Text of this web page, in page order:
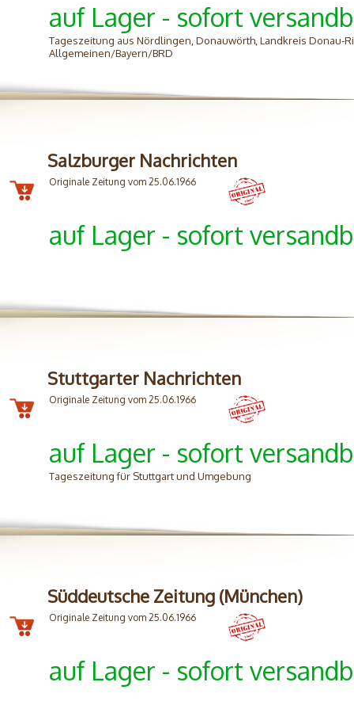
auf Lager - sofort
Tageszeitung aus Nördlingen, Donauwörth, Landkreis Donau-
Allgemeinen/Bayern/BRD
Salzburger Nachrichten
Originale Zeitung vom 25.06.1966
auf Lager - sofort
Stuttgarter Nachrichten
Originale Zeitung vom 25.06.1966
auf Lager - sofort
Tageszeitung für Stuttgart und Umgebung
Süddeutsche Zeitung (München)
Originale Zeitung vom 25.06.1966
auf Lager - sofort